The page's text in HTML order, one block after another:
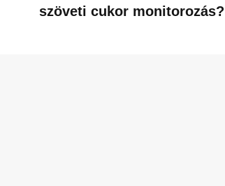
szöveti cukor monitorozás?